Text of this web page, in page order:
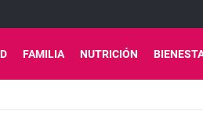
FAMILIA NUTRICIÓN